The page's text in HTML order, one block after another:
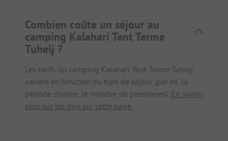
Combien coûte un séjour au
camping Kalahari Tent Terme
Tuhelj ?
Les tarifs du camping Kalahari Tent Terme Tuhelj
varient en fonction du type de séjour (par ex. la
période choisie, le nombre de personnes). En savoir
plus sur les prix sur cette page.